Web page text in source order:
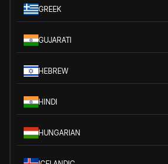
GREEK
GUJARATI
HEBREW
HINDI
HUNGARIAN